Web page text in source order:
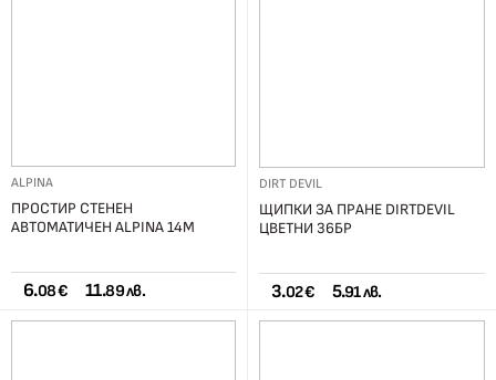
ALPINA
ПРОСТИР СТЕНЕН
АВТОМАТИЧЕН ALPINA 14М
6.08 € 11.89 лв.
DIRT DEVIL
ЩИПКИ ЗА ПРАНЕ DIRTDEVIL
ЦВЕТНИ 36БР
3.02 € 5.91 лв.